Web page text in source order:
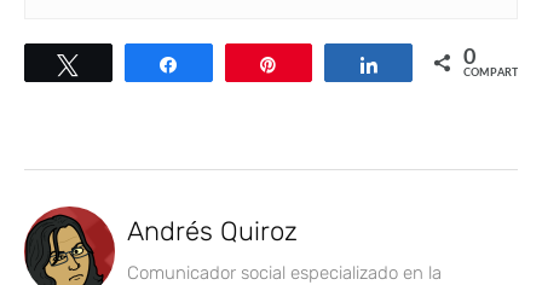
Compartir Compartir0
COMPARTIR
Andrés Quiroz
Comunicador social especializado en la